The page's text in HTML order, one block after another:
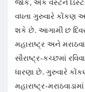
જોકે, એક વેસ્ટર્ન
વધતા ગુરુવારે કોંકણ
શકે છે. આગામી છ
મહારાષ્ટ્ર અને
સૌરાષ્ટ્ર-કચ્છમાં
ધારણા છે. ગુરુવારે
મહારાષ્ટ્ર-